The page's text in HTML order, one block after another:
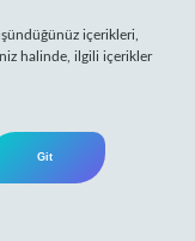
içerikleri,
halinde, ilgili içerikler